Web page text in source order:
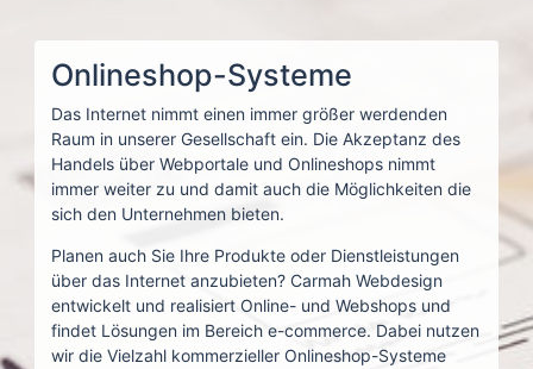
Onlineshop-Systeme
Das Internet nimmt einen immer größer werdenden
Raum in unserer Gesellschaft ein. Die Akzeptanz des
Handels über Webportale und Onlineshops nimmt
immer weiter zu und damit auch die Möglichkeiten die
sich den Unternehmen bieten.
Planen auch Sie Ihre Produkte oder Dienstleistungen
über das Internet anzubieten? Carmah Webdesign
entwickelt und realisiert Online- und Webshops und
findet Lösungen im Bereich e-commerce. Dabei nutzen
wir die Vielzahl kommerzieller Onlineshop-Systeme